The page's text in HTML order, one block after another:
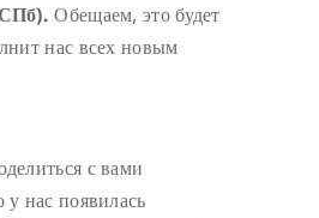
). Обещаем, это будет
нас всех новым
с вами
нас появилась